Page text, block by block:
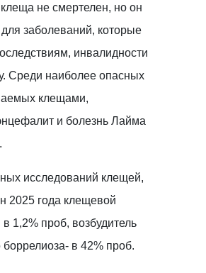
не смертелен, но он
заболеваний, которые
инвалидности
Среди наиболее опасных
клещами,
и болезнь Лайма
исследований клещей,
2025 года клещевой
1,2% проб, возбудитель
в 42% проб.